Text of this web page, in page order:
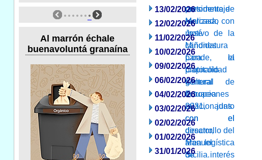
Al marrón échale
buenavoluntá granaína
13/02/2026
12/02/2026
11/02/2026
10/02/2026
09/02/2026
06/02/2026
04/02/2026
03/02/2026
02/02/2026
01/02/2026
31/01/2026